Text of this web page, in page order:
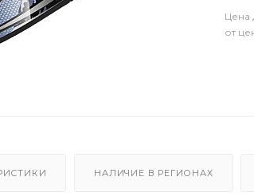
Цена
от
НАЛИЧИЕ В РЕГИОНАХ